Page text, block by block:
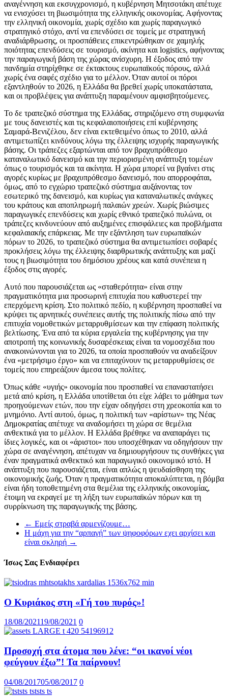
αναγέννηση και εκσυγχρονισμό, η κυβέρνηση Μητσοτάκη απέτυχε
να ενισχύσει τη βιωσιμότητα της ελληνικής οικονομίας. Αφήνοντας
την ελληνική οικονομία, χωρίς σχέδιο και χωρίς παραγωγικό
στρατηγικό στόχο, αντί να επενδύσει σε τομείς με στρατηγική
αναδιάρθρωσης, οι προσπάθειες επικεντρώθηκαν σε χαμηλής
ποιότητας επενδύσεις σε τουρισμό, ακίνητα και logistics, αφήνοντας
την παραγωγική βάση της χώρας ανίσχυρη. Η έξοδος από την
πανδημία στηρίχθηκε σε έκτακτους ευρωπαϊκούς πόρους, αλλά
χωρίς ένα σαφές σχέδιο για το μέλλον. Όταν αυτοί οι πόροι
εξαντληθούν το 2026, η Ελλάδα θα βρεθεί χωρίς υποκατάστατα,
και οι προβλέψεις για ανάπτυξη παραμένουν αμφισβητούμενες.
Το δε τραπεζικό σύστημα της Ελλάδας, στηριζόμενο στη συμφωνία
με τους δανειστές και τις κεφαλαιοποιήσεις επί κυβέρνησης
Σαμαρά-Βενιζέλου, δεν είναι εκτεθειμένο όπως το 2010, αλλά
αντιμετωπίζει κινδύνους λόγω της έλλειψης ισχυρής παραγωγικής
βάσης. Οι τράπεζες εξαρτώνται από τον βραχυπρόθεσμο
καταναλωτικό δανεισμό και την περιορισμένη ανάπτυξη τομέων
όπως ο τουρισμός και τα ακίνητα. Η χώρα μπορεί να βγαίνει στις
αγορές κυρίως με βραχυπρόθεσμο δανεισμό, που απορροφάται,
όμως, από το εγχώριο τραπεζικό σύστημα αυξάνοντας τον
εσωτερικό της δανεισμό, και κυρίως για καταναλωτικές ανάγκες
του κράτους και αποπληρωμή παλαιών χρεών. Χωρίς βιώσιμες
παραγωγικές επενδύσεις και χωρίς εθνικό τραπεζικό πυλώνα, οι
τράπεζες κινδυνεύουν από αυξημένες επισφάλειες και προβλήματα
κεφαλαιακής επάρκειας. Με την εξάντληση των ευρωπαϊκών
πόρων το 2026, το τραπεζικό σύστημα θα αντιμετωπίσει σοβαρές
προκλήσεις λόγω της έλλειψης διαρθρωτικής ανάπτυξης και μαζί
τους η βιωσιμότητα του δημόσιου χρέους και κατά συνέπεια η
έξοδος στις αγορές.
Αυτό που παρουσιάζεται ως «σταθερότητα» είναι στην
πραγματικότητα μια προσωρινή επιτυχία που καθυστερεί την
επερχόμενη κρίση. Στο πολιτικό πεδίο, η κυβέρνηση προσπαθεί να
κρύψει τις αρνητικές συνέπειες αυτής της πολιτικής πίσω από την
επιτυχία νομοθετικών μεταρρυθμίσεων και την επίφαση πολιτικής
βελτίωσης. Ένα από τα κύρια εργαλεία της κυβέρνησης για την
αποτροπή της κοινωνικής δυσαρέσκειας είναι τα νομοσχέδια που
ανακοινώνονται για το 2026, τα οποία προσπαθούν να αναδείξουν
ένα «μετρήσιμο έργο» και να επιταχύνουν τις μεταρρυθμίσεις σε
τομείς που επηρεάζουν άμεσα τους πολίτες.
Όπως κάθε «υγιής» οικονομία που προσπαθεί να επαναστατήσει
μετά από κρίση, η Ελλάδα υποτίθεται ότι είχε λάβει το μάθημα των
προηγούμενων ετών, που την είχαν οδηγήσει στη χρεοκοπία και το
μνημόνιο. Αντί αυτού, όμως, η πολιτική των «αρίστων» της Νέας
Δημοκρατίας απέτυχε να αναδομήσει τη χώρα σε θεμέλια
ανθεκτικά για το μέλλον. Η Ελλάδα βρέθηκε να αναπαράγει τις
ίδιες λογικές, και οι «άριστοι» που υποσχέθηκαν να οδηγήσουν την
χώρα σε αναγέννηση, απέτυχαν να δημιουργήσουν τις συνθήκες για
έναν πραγματικά ανθεκτικό και παραγωγικό οικονομικό ιστό. Η
ανάπτυξη που παρουσιάζεται, είναι απλώς η ψευδαίσθηση της
οικονομικής ζωής. Όταν η πραγματικότητα αποκαλύπτεται, η βόμβα
είναι ήδη τοποθετημένη στα θεμέλια της ελληνικής οικονομίας,
έτοιμη να εκραγεί με τη λήξη των ευρωπαϊκών πόρων και τη
συρρίκνωση της παραγωγικής της βάσης.
← Εμείς στραβά αρμενίζουμε…
Η μάχη για την “αρπαγή” των ψηφοφόρων εχει αρχίσει και
είναι σκληρή →
Ίσως Σας Ενδιαφέρει
Ο Κυριάκος στη «Γή του πυρός»!
18/08/202119/08/2021 0
Προσοχή στα άτομα που λένε: “οι ικανοί νέοι
φεύγουν έξω”! Τα παίρνουν!
04/08/201705/08/2017 0